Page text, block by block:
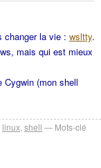
changer la vie : wsltty.
mais qui est mieux
(mon shell
linux shell
Mots-clé